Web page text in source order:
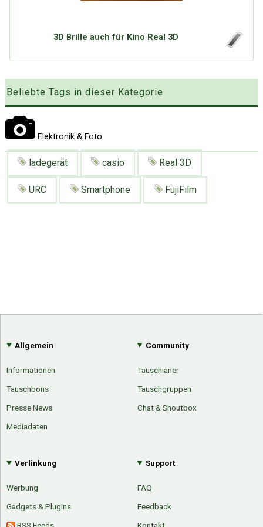
Presse News
Suchanfragen
Zufallsartikel
Kategoriewolke
3D Brille auch für Kino Real 3D
Beliebte Tags in dieser Kategorie
Elektronik & Foto
ladegerät casio Real 3D
URC Smartphone FujiFilm
Allgemein
Informationen
Tauschbons
Presse News
Mediadaten
Community
Tauschianer
Tauschgruppen
Chat & Shoutbox
Verlinkung
Werbung
Gadgets & Plugins
Support
FAQ
Feedback